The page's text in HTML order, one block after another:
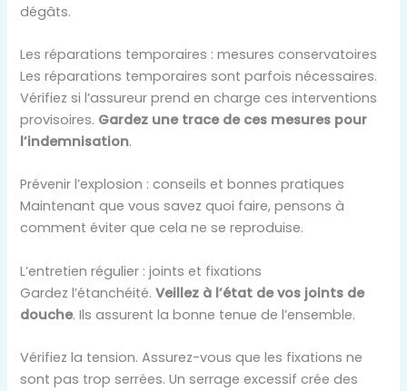
dégâts.
Les réparations temporaires : mesures conservatoires
Les réparations temporaires sont parfois nécessaires.
Vérifiez si l’assureur prend en charge ces interventions
provisoires. Gardez une trace de ces mesures pour
l’indemnisation.
Prévenir l’explosion : conseils et bonnes pratiques
Maintenant que vous savez quoi faire, pensons à
comment éviter que cela ne se reproduise.
L’entretien régulier : joints et fixations
Gardez l’étanchéité.Veillez à l’état de vos joints de
douche. Ils assurent la bonne tenue de l’ensemble.
Vérifiez la tension. Assurez-vous que les fixations ne
sont pas trop serrées. Un serrage excessif crée des